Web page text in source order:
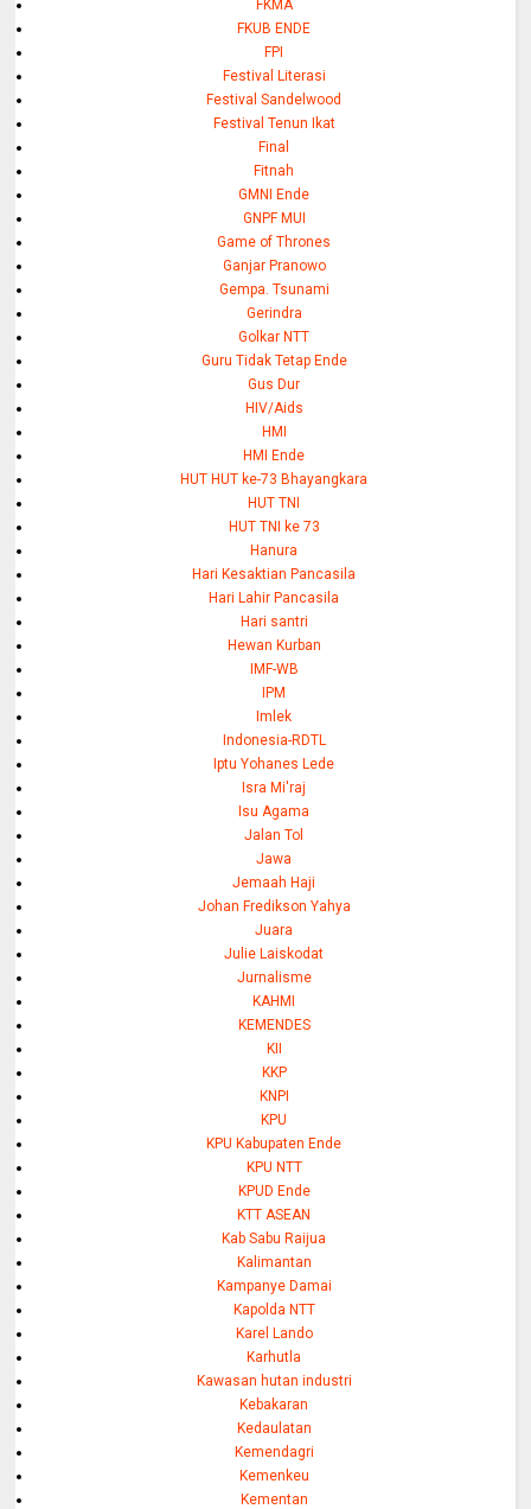
FKMA
FKUB ENDE
FPI
Festival Literasi
Festival Sandelwood
Festival Tenun Ikat
Final
Fitnah
GMNI Ende
GNPF MUI
Game of Thrones
Ganjar Pranowo
Gempa. Tsunami
Gerindra
Golkar NTT
Guru Tidak Tetap Ende
Gus Dur
HIV/Aids
HMI
HMI Ende
HUT HUT ke-73 Bhayangkara
HUT TNI
HUT TNI ke 73
Hanura
Hari Kesaktian Pancasila
Hari Lahir Pancasila
Hari santri
Hewan Kurban
IMF-WB
IPM
Imlek
Indonesia-RDTL
Iptu Yohanes Lede
Isra Mi'raj
Isu Agama
Jalan Tol
Jawa
Jemaah Haji
Johan Fredikson Yahya
Juara
Julie Laiskodat
Jurnalisme
KAHMI
KEMENDES
KII
KKP
KNPI
KPU
KPU Kabupaten Ende
KPU NTT
KPUD Ende
KTT ASEAN
Kab Sabu Raijua
Kalimantan
Kampanye Damai
Kapolda NTT
Karel Lando
Karhutla
Kawasan hutan industri
Kebakaran
Kedaulatan
Kemendagri
Kemenkeu
Kementan